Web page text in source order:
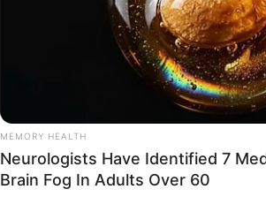
Incentivo Estadual.
MEMORY HEALTH
Neurologists Have Identified 7
Brain Fog In Adults Over 60